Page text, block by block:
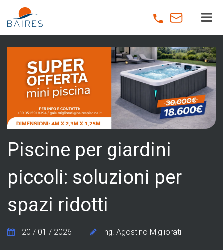
main
content
Piscine per giardini
piccoli: soluzioni per
spazi ridotti
20 / 01 / 2026 Ing. Agostino Migliorati